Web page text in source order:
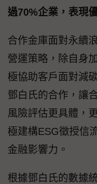
過70%企業，表現
合作金庫面對永續
營運策略，除自身
極協助客戶面對減
鄧白氏的合作，讓
風險評估更具體，
極建構ESG徵授信
金融影響力。
根據鄧白氏的數據